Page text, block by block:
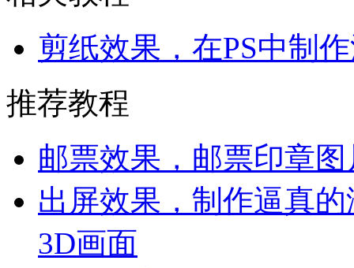
剪纸效果，在PS中制
推荐教程
邮票效果，邮票印章
出屏效果，制作逼真
3D画面